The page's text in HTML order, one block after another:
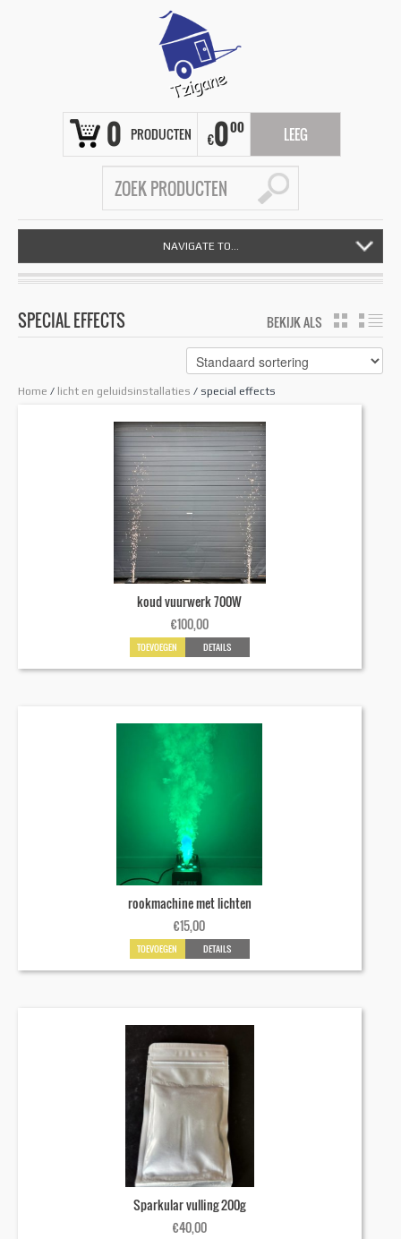
0 PRODUCTEN €000 LEEG
NAVIGATE TO...
SPECIAL EFFECTS BEKIJK ALS GRID
Home / licht en geluidsinstallaties / special effects
koud vuurwerk 700W
€100,00
TOEVOEGEN DETAILS
rookmachine met lichten
€15,00
TOEVOEGEN DETAILS
Sparkular vulling 200g
€40,00